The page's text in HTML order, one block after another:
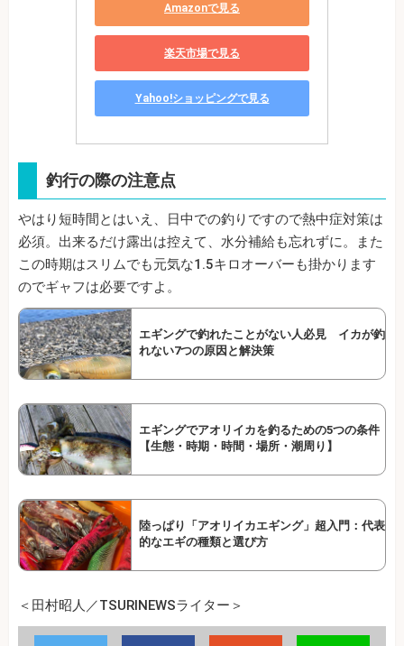
Amazonで見る
楽天市場で見る
Yahoo!ショッピングで見る
釣行の際の注意点
やはり短時間とはいえ、日中での釣りですので熱中症対策は
必須。出来るだけ露出は控えて、水分補給も忘れずに。また
この時期はスリムでも元気な1.5キロオーバーも掛かります
のでギャフは必要ですよ。
エギングで釣れたことがない人必見 イカが釣
れない7つの原因と解決策
エギングでアオリイカを釣るための5つの条件
【生態・時期・時間・場所・潮周り】
陸っぱり「アオリイカエギング」超入門：代表
的なエギの種類と選び方
＜田村昭人／TSURINEWSライター＞